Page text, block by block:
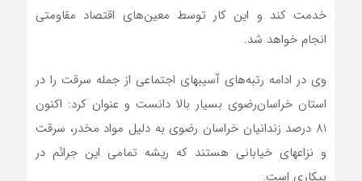
خدمت کند و این کار توسط معین‌های اقتصاد مقاومتی
انجام خواهد شد.
وی در ادامه رتبه‌های آسیب‎های اجتماعی از جمله سرقت را در
استان خراسان‌رضوی بسیار بالا دانست و عنوان کرد: اکنون
81 درصد زندانیان خراسان رضوی به دلیل مواد مخدر، سرقت
و نزاع‎های خیابانی هستند که ریشه تمامی این جرائم در
بیکاری است.